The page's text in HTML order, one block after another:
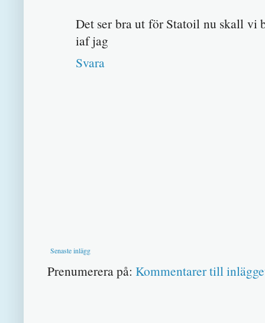
Det ser bra ut för Statoil nu skall vi
iaf jag
Svara
Senaste inlägg
Prenumerera på: Kommentarer till